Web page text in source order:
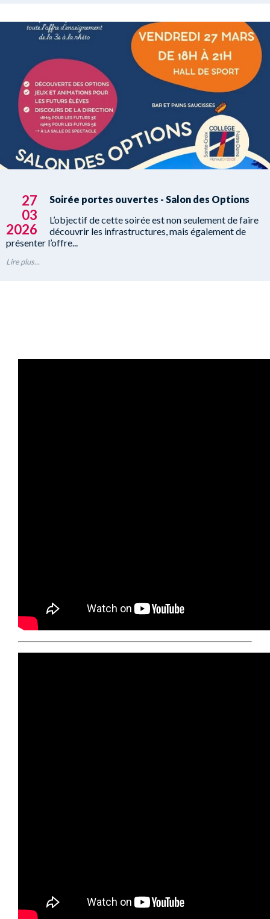
27
03
2026
Soirée portes ouvertes - Salon des Options
L’objectif de cette soirée est non seulement de faire
découvrir les infrastructures, mais également de
présenter l’offre...
Lire plus...